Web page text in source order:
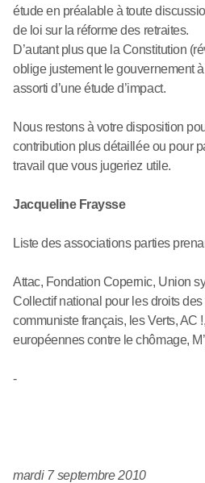
étude en préalable à toute
de loi sur la réforme des retraites.
D’autant plus que la Constitution
oblige justement le gouvernement
assorti d’une étude d’impact.
Nous restons à votre disposition
contribution plus détaillée ou pour
travail que vous jugeriez utile.
Jacqueline Fraysse
Liste des associations parties
Attac, Fondation Copernic, Union
Collectif national pour les droits
communiste français, les Verts, AC
européennes contre le chômage,
-
mardi 7 septembre 2010